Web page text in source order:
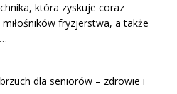
która zyskuje coraz
fryzjerstwa, a także
dla seniorów – zdrowie i